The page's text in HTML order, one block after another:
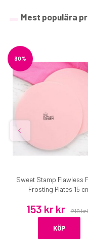
Mest populära
30%
Sweet Stamp Flawless
Frosting Plates 15
153 kr kr 219 kr
KÖP